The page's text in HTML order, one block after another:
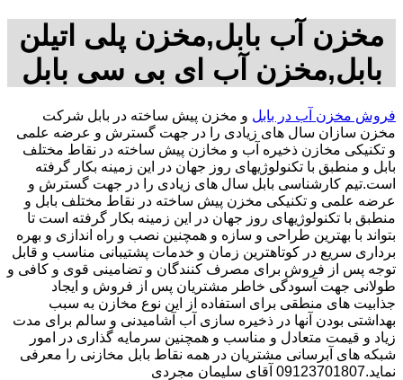
مخزن آب بابل,مخزن پلی اتیلن
بابل,مخزن آب ای بی سی بابل
فروش مخزن آب در بابل و مخزن پیش ساخته در بابل شرکت
مخزن سازان سال های زیادی را در جهت گسترش و عرضه علمی
و تکنیکی مخازن ذخیره آب و مخازن پیش ساخته در نقاط مختلف
بابل و منطبق با تکنولوژیهای روز جهان در این زمینه بکار گرفته
است.تیم کارشناسی بابل سال های زیادی را در جهت گسترش و
عرضه علمی و تکنیکی مخزن پیش ساخته در نقاط مختلف بابل و
منطبق با تکنولوژیهای روز جهان در این زمینه بکار گرفته است تا
بتواند با بهترین طراحی و سازه و همچنین نصب و راه اندازی و بهره
برداری سریع در کوتاهترین زمان و خدمات پشتیبانی مناسب و قابل
توجه پس از فروش برای مصرف کنندگان و تضامینی قوی و کافی و
طولانی جهت آسودگی خاطر مشتریان پس از فروش و ایجاد
جذابیت های منطقی برای استفاده از این نوع مخازن به سبب
بهداشتی بودن آنها در ذخیره سازی آب آشامیدنی و سالم برای مدت
زیاد و قیمت متعادل و مناسب و همچنین سرمایه گذاری در امور
شبکه های آبرسانی مشتریان در همه نقاط بابل مخازنی را معرفی
نماید.09123701807 آقای سلیمان مجردی